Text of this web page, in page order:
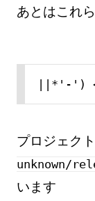
あとはこれ
||*'-') <
プロジェク
unknown/
います